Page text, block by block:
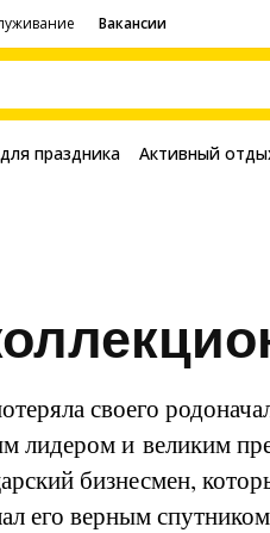
Вакансии
праздника Активный
своего
лидером и великим
бизнесмен,
его верным